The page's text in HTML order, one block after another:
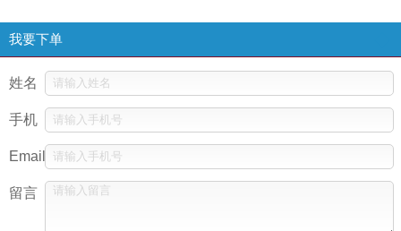
我要下单
姓名
手机
Email
留言